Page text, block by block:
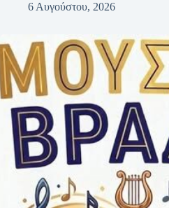
6 Αυγούστου, 2026